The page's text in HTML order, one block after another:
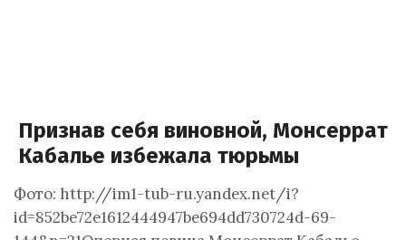
Признав себя виновной, Монсеррат
Кабалье избежала тюрьмы
Фото: http://im1-tub-ru.yandex.net/i?
id=852be72e1612444947be694dd730724d-69-